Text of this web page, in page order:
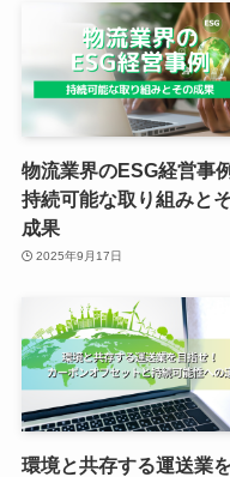
物流業界のESG経営事
持続可能な取り組みと
成果
2025年9月17日
環境と共存する運送業